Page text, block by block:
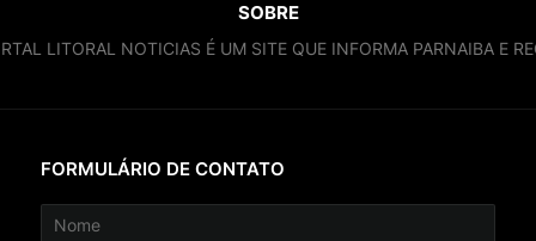
SOBRE
LITORAL NOTICIAS É UM SITE QUE INFORMA PARNAIBA E
FORMULÁRIO DE CONTATO